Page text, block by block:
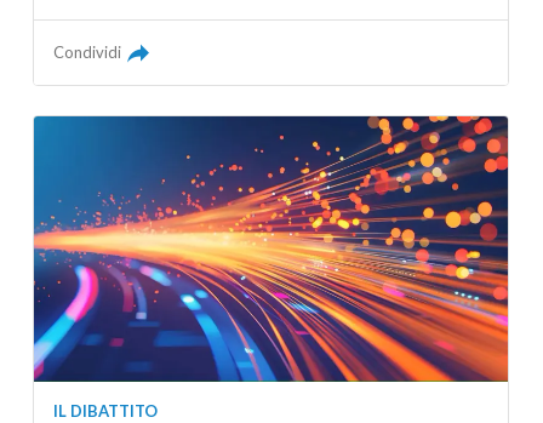
Condividi
IL DIBATTITO